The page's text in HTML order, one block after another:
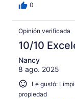
0
Opinión verificada
10/10
Nancy
8 ago. 2025
Le gustó:
propiedad